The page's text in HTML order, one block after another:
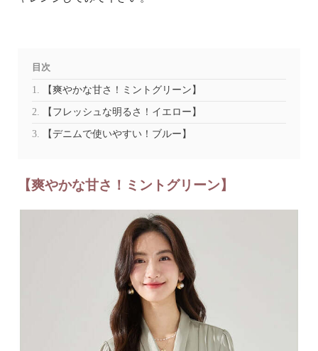
目次
【爽やかな甘さ！ミントグリーン】
【フレッシュな明るさ！イエロー】
【デニムで使いやすい！ブルー】
【爽やかな甘さ！ミントグリーン】